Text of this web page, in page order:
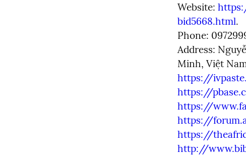
Website:
bid5668.html.
Phone:
Address:
https://
https://
https://
https://
https://
http://